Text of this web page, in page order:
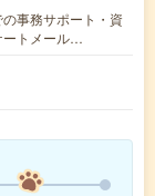
事務サポート・資
ートメール…